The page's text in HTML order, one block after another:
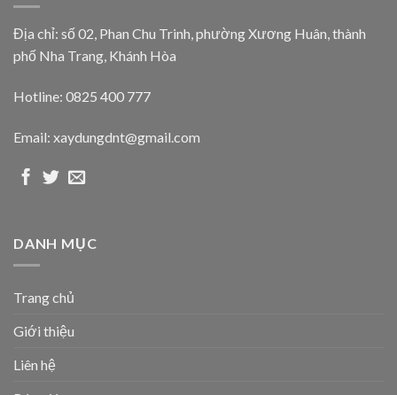
Địa chỉ: số 02, Phan Chu Trinh, phường Xương Huân, thành
phố Nha Trang, Khánh Hòa
Hotline: 0825 400 777
Email: xaydungdnt@gmail.com
DANH MỤC
Trang chủ
Giới thiệu
Liên hệ